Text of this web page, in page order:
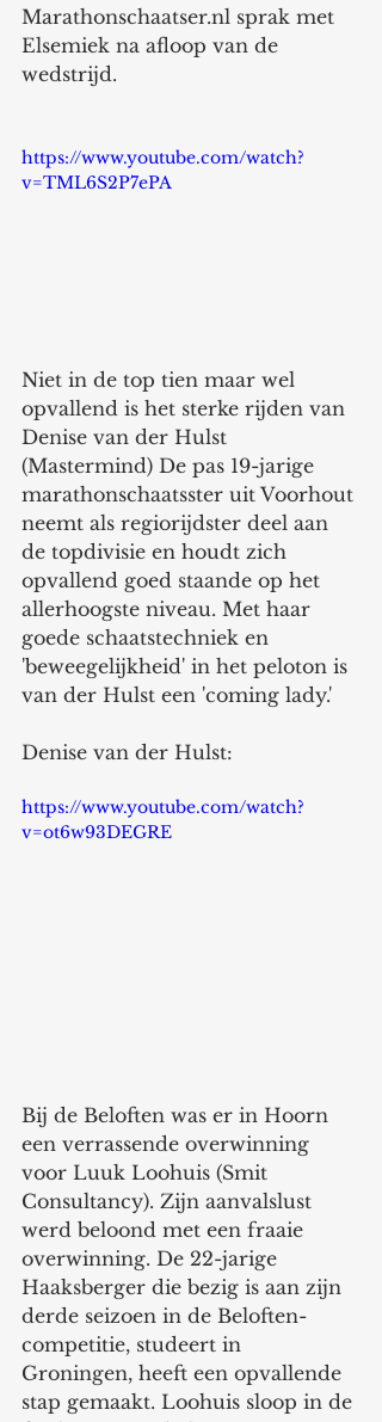
Marathonschaatser.nl sprak met
Elsemiek na afloop van de
wedstrijd.
https://www.youtube.com/watch?
v=TML6S2P7ePA
Niet in de top tien maar wel
opvallend is het sterke rijden van
Denise van der Hulst
(Mastermind) De pas 19-jarige
marathonschaatsster uit Voorhout
neemt als regiorijdster deel aan
de topdivisie en houdt zich
opvallend goed staande op het
allerhoogste niveau. Met haar
goede schaatstechniek en
'beweegelijkheid' in het peloton is
van der Hulst een 'coming lady.'
Denise van der Hulst:
https://www.youtube.com/watch?
v=ot6w93DEGRE
Bij de Beloften was er in Hoorn
een verrassende overwinning
voor Luuk Loohuis (Smit
Consultancy). Zijn aanvalslust
werd beloond met een fraaie
overwinning. De 22-jarige
Haaksberger die bezig is aan zijn
derde seizoen in de Beloften-
competitie, studeert in
Groningen, heeft een opvallende
stap gemaakt. Loohuis sloop in de